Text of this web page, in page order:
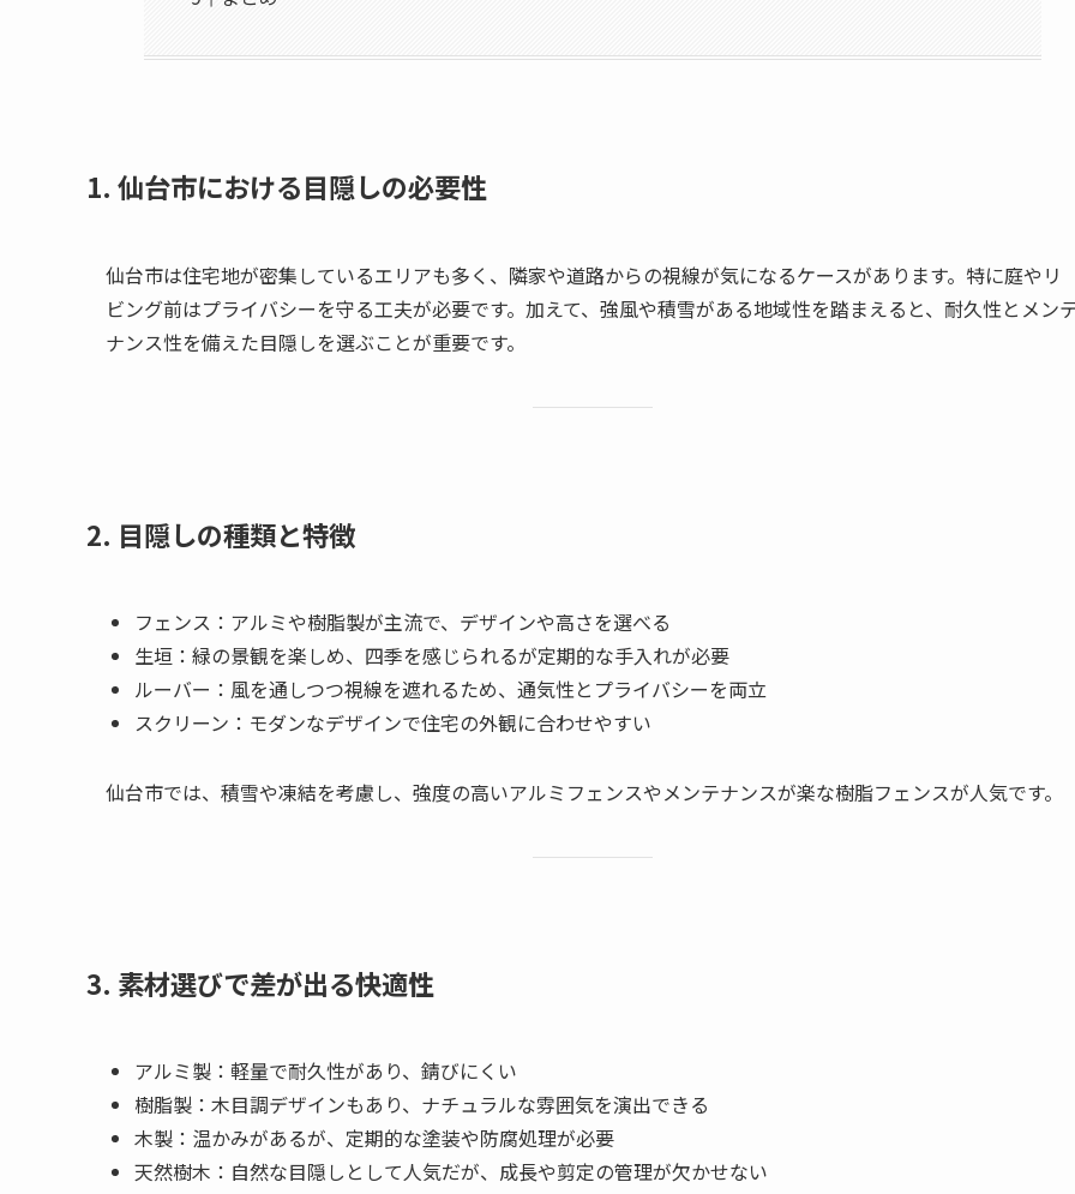
1. 仙台市における目隠しの必要性
仙台市は住宅地が密集しているエリアも多く、隣家や道路からの視線が気になるケースがあります。特に庭やリ
ビング前はプライバシーを守る工夫が必要です。加えて、強風や積雪がある地域性を踏まえると、耐久性とメン
ナンス性を備えた目隠しを選ぶことが重要です。
2. 目隠しの種類と特徴
フェンス：アルミや樹脂製が主流で、デザインや高さを選べる
生垣：緑の景観を楽しめ、四季を感じられるが定期的な手入れが必要
ルーバー：風を通しつつ視線を遮れるため、通気性とプライバシーを両立
スクリーン：モダンなデザインで住宅の外観に合わせやすい
仙台市では、積雪や凍結を考慮し、強度の高いアルミフェンスやメンテナンスが楽な樹脂フェンスが人気です。
3. 素材選びで差が出る快適性
アルミ製：軽量で耐久性があり、錆びにくい
樹脂製：木目調デザインもあり、ナチュラルな雰囲気を演出できる
木製：温かみがあるが、定期的な塗装や防腐処理が必要
天然樹木：自然な目隠しとして人気だが、成長や剪定の管理が欠かせない